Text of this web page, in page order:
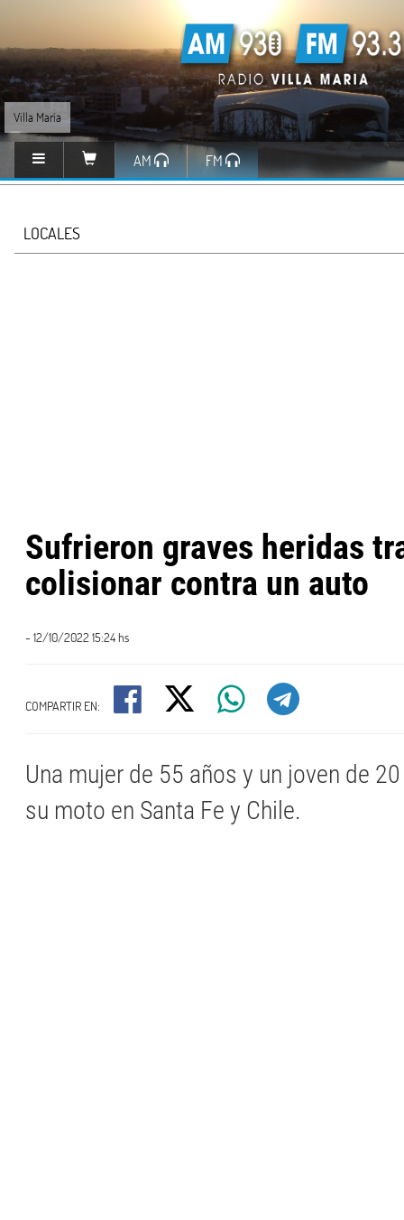
Villa María
AM FM
LOCALES
Sufrieron graves heridas
colisionar contra un auto
- 12/10/2022 15:24 hs
COMPARTIR EN:
Una mujer de 55 años y un joven de
su moto en Santa Fe y Chile.